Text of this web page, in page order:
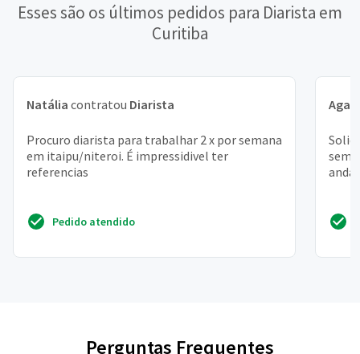
Esses são os últimos pedidos para Diarista em
Curitiba
Natália contratou Diarista
Procuro diarista para trabalhar 2 x por semana
em itaipu/niteroi. É impressidivel ter
referencias
Pedido atendido
Perguntas Frequentes